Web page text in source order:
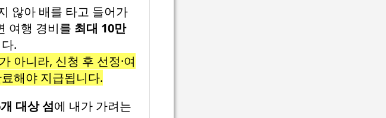
않아 배를 타고 들어가
여행 경비를 최대 10만
.
아니라, 신청 후 선정·여
해야 지급됩니다.
대상 섬에 내가 가려는